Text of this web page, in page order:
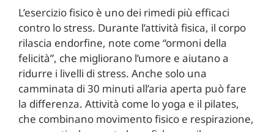
L’esercizio fisico è uno dei rimedi più efficaci
contro lo stress. Durante l’attività fisica, il corpo
rilascia endorfine, note come “ormoni della
felicità”, che migliorano l’umore e aiutano a
ridurre i livelli di stress. Anche solo una
camminata di 30 minuti all’aria aperta può fare
la differenza. Attività come lo yoga e il pilates,
che combinano movimento fisico e respirazione,